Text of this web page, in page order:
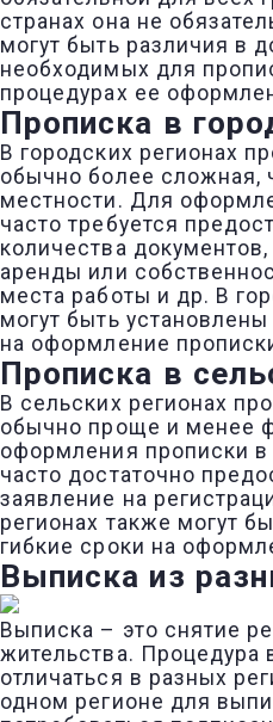
странах она не
могут быть различия в
необходимых для
процедурах ее
Прописка в
В городских регионах
обычно более сложная,
местности. Для
часто требуется
количества документов,
аренды или
места работы и др. В
могут быть
на оформление
Прописка в
В сельских регионах
обычно проще и менее
оформления прописки в
часто достаточно
заявление на
регионах также могут
гибкие сроки на
Выписка из
Выписка – это снятие
жительства.
отличаться в разных
одном регионе для